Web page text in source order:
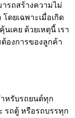
รถสร้างความไม่
ดยเฉพาะเมื่อเกิด
เคย ด้วยเหตุนี้ เรา
องการของลูกค้า
าหรับรถยนต์ทุก
รถตู้ หรือรถบรรทุก